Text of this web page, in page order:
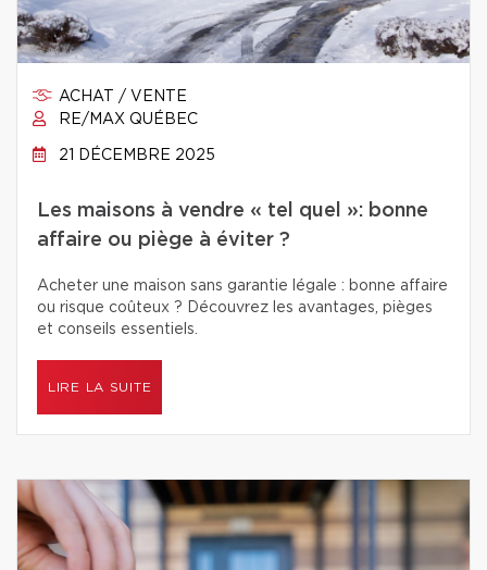
ACHAT / VENTE
RE/MAX QUÉBEC
21 DÉCEMBRE 2025
Les maisons à vendre « tel quel »: bonne
affaire ou piège à éviter ?
Acheter une maison sans garantie légale : bonne affaire
ou risque coûteux ? Découvrez les avantages, pièges
et conseils essentiels.
LIRE LA SUITE